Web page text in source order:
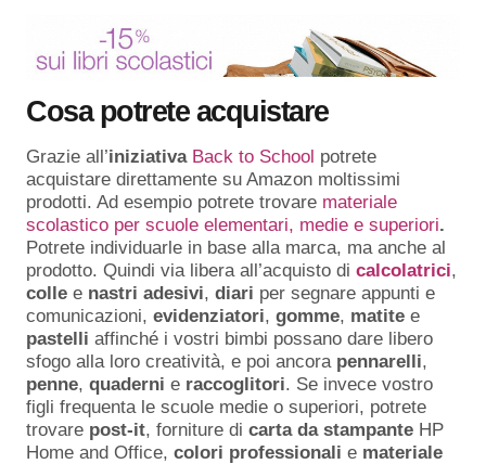
Cosa potrete acquistare
Grazie all’iniziativa Back to School potrete
acquistare direttamente su Amazon moltissimi
prodotti. Ad esempio potrete trovare materiale
scolastico per scuole elementari, medie e superiori.
Potrete individuarle in base alla marca, ma anche al
prodotto. Quindi via libera all’acquisto di calcolatrici,
colle e nastri adesivi, diari per segnare appunti e
comunicazioni, evidenziatori, gomme, matite e
pastelli affinché i vostri bimbi possano dare libero
sfogo alla loro creatività, e poi ancora pennarelli,
penne, quaderni e raccoglitori. Se invece vostro
figli frequenta le scuole medie o superiori, potrete
trovare post-it, forniture di carta da stampante HP
Home and Office, colori professionali e materiale